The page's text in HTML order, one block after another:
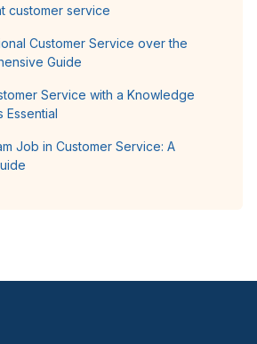
customer service
Customer Service over the
Guide
Service with a Knowledge
Essential
Job in Customer Service: A